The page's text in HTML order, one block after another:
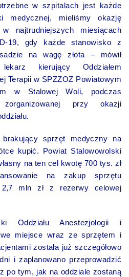
w szpitalach jest każde
medycznej, mieliśmy okazję
najtrudniejszych miesiącach
19, gdy każde stanowisko z
na wagę złota – mówił
kierujący Oddziałem
Terapii w SPZZOZ Powiatowym
w Stalowej Woli, podczas
przy okazji
sprzęt medyczny na
kupić. Powiat Stalowowolski
na ten cel kwotę 700 tys. zł
na zakup sprzętu
mln zł z rezerwy celowej
Oddziału Anestezjologii i
miejsce wraz ze sprzętem i
została już szczegółowo
i zaplanowano przeprowadzić
po tym, jak na oddziale zostaną